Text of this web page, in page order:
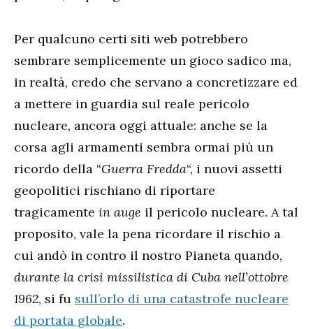
Per qualcuno certi siti web potrebbero
sembrare semplicemente un gioco sadico ma,
in realtà, credo che servano a concretizzare ed
a mettere in guardia sul reale pericolo
nucleare, ancora oggi attuale: anche se la
corsa agli armamenti sembra ormai più un
ricordo della “Guerra Fredda“, i nuovi assetti
geopolitici rischiano di riportare
tragicamente in auge il pericolo nucleare. A tal
proposito, vale la pena ricordare il rischio a
cui andò in contro il nostro Pianeta quando,
durante la crisi missilistica di Cuba nell’ottobre
1962, si fu sull’orlo di una catastrofe nucleare
di portata globale.